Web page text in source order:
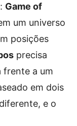
Game of
um universo
posições
precisa
frente a um
em dois
e o